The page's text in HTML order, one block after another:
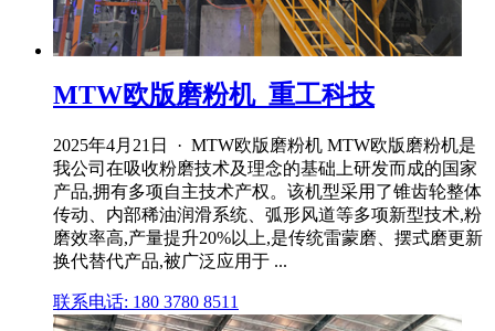
MTW欧版磨粉机_重工科技
2025年4月21日 · MTW欧版磨粉机 MTW欧版磨粉机是
我公司在吸收粉磨技术及理念的基础上研发而成的国家
产品,拥有多项自主技术产权。该机型采用了锥齿轮整体
传动、内部稀油润滑系统、弧形风道等多项新型技术,粉
磨效率高,产量提升20%以上,是传统雷蒙磨、摆式磨更新
换代替代产品,被广泛应用于 ...
联系电话: 180 3780 8511